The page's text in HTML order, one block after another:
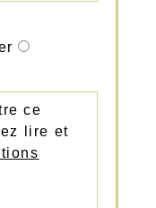
ce
lire et